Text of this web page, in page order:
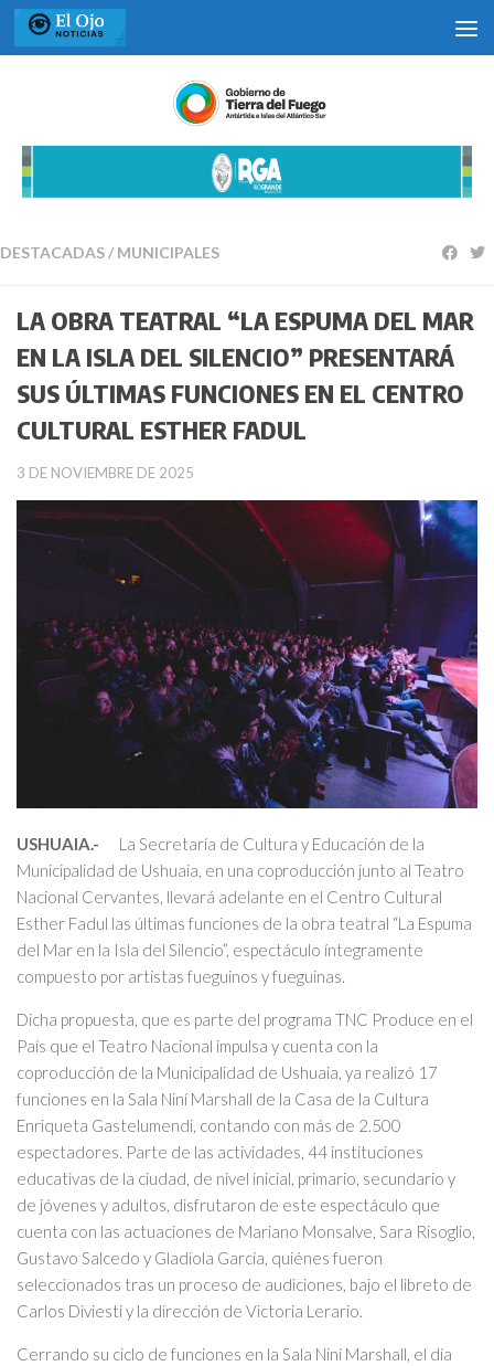
Saltar al contenido
DESTACADAS/ MUNICIPALES
LA OBRA TEATRAL “LA ESPUMA DEL MAR
EN LA ISLA DEL SILENCIO” PRESENTARÁ
SUS ÚLTIMAS FUNCIONES EN EL CENTRO
CULTURAL ESTHER FADUL
3 DE NOVIEMBRE DE 2025
USHUAIA.- La Secretaría de Cultura y Educación de la
Municipalidad de Ushuaia, en una coproducción junto al Teatro
Nacional Cervantes, llevará adelante en el Centro Cultural
Esther Fadul las últimas funciones de la obra teatral “La Espuma
del Mar en la Isla del Silencio”, espectáculo íntegramente
compuesto por artistas fueguinos y fueguinas.
Dicha propuesta, que es parte del programa TNC Produce en el
País que el Teatro Nacional impulsa y cuenta con la
coproducción de la Municipalidad de Ushuaia, ya realizó 17
funciones en la Sala Niní Marshall de la Casa de la Cultura
Enriqueta Gastelumendi, contando con más de 2.500
espectadores. Parte de las actividades, 44 instituciones
educativas de la ciudad, de nivel inicial, primario, secundario y
de jóvenes y adultos, disfrutaron de este espectáculo que
cuenta con las actuaciones de Mariano Monsalve, Sara Risoglio,
Gustavo Salcedo y Gladiola García, quiénes fueron
seleccionados tras un proceso de audiciones, bajo el libreto de
Carlos Diviesti y la dirección de Victoria Lerario.
Cerrando su ciclo de funciones en la Sala Niní Marshall, el día